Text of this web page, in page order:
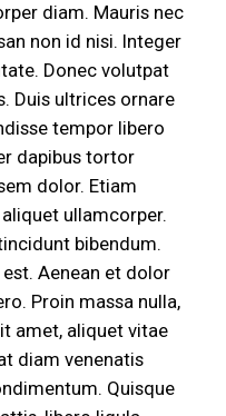
diam. Mauris nec
non id nisi. Integer
Donec volutpat
Duis ultrices ornare
tempor libero
dapibus tortor
dolor. Etiam
ullamcorper.
bibendum.
Aenean et dolor
Proin massa nulla,
amet, aliquet vitae
diam venenatis
Quisque